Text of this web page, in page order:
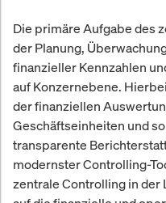
Die primäre Aufgabe des
der Planung,
finanzieller Kennzahlen
auf Konzernebene.
der finanziellen
Geschäftseinheiten und
transparente
modernster Controlling-
zentrale Controlling in der